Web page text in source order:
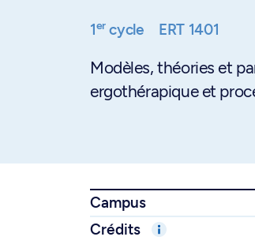
1ercycle ERT 1401
Modèles, théories et
ergothérapique et
Campus
Crédits